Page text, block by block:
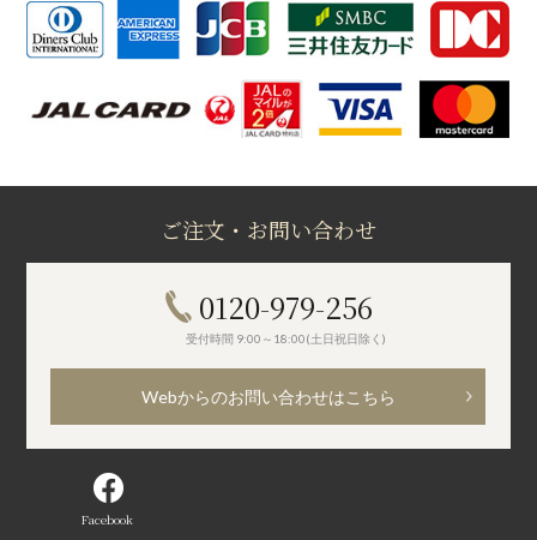
ご注文・お問い合わせ
0120-979-256
受付時間 9:00～18:00(土日祝日除く)
Webからのお問い合わせはこちら
Facebook